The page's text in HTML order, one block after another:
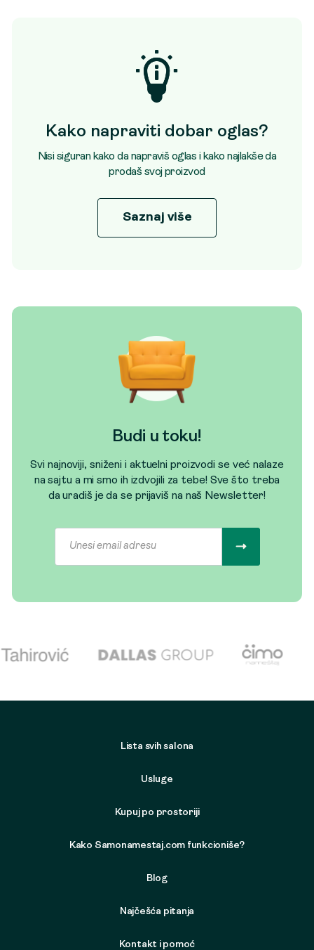
Kako napraviti dobar oglas?
Nisi siguran kako da napraviš oglas i kako najlakše da
prodaš svoj proizvod
Saznaj više
Budi u toku!
Svi najnoviji, sniženi i aktuelni proizvodi se već nalaze
na sajtu a mi smo ih izdvojili za tebe! Sve što treba
da uradiš je da se prijaviš na naš Newsletter!
Lista svih salona
Usluge
Kupuj po prostoriji
Kako Samonamestaj.com funkcioniše?
Blog
Najčešća pitanja
Kontakt i pomoć